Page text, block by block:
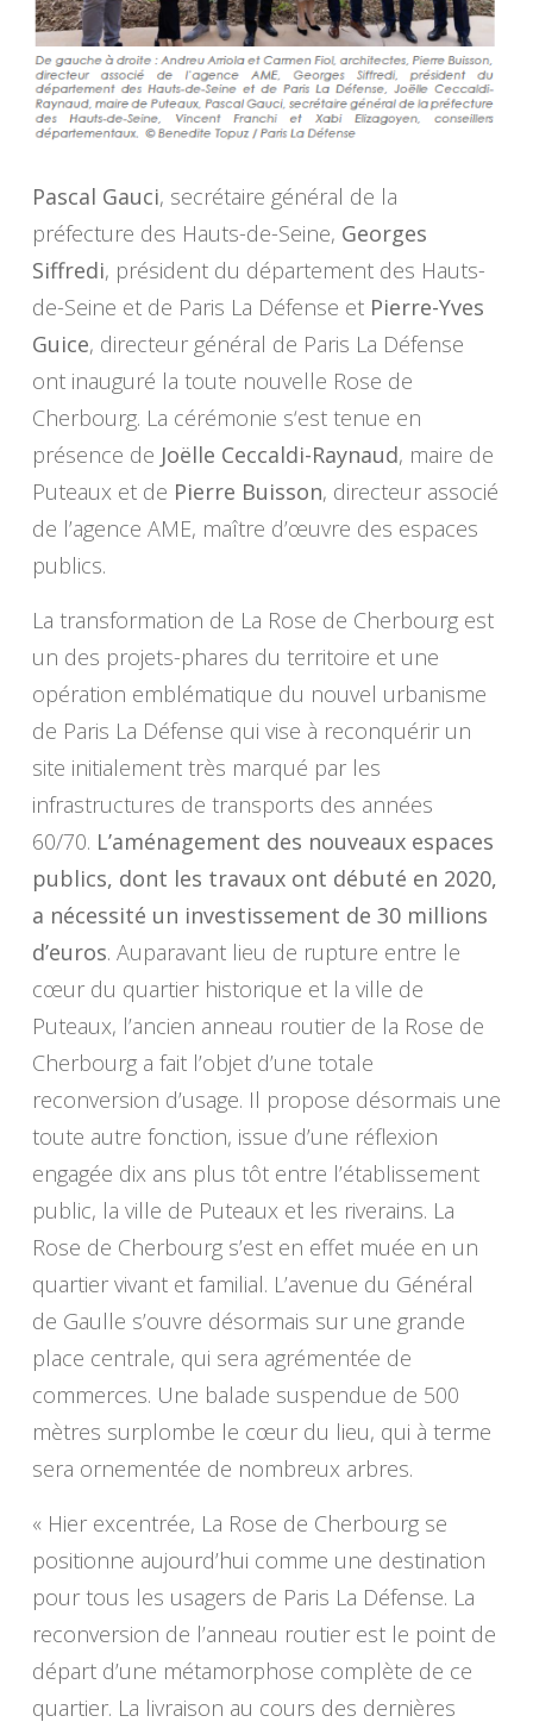
Pascal Gauci, secrétaire général de la
préfecture des Hauts-de-Seine, Georges
Siffredi, président du département des Hauts-
de-Seine et de Paris La Défense et Pierre-Yves
Guice, directeur général de Paris La Défense
ont inauguré la toute nouvelle Rose de
Cherbourg. La cérémonie s‘est tenue en
présence de Joëlle Ceccaldi-Raynaud, maire de
Puteaux et de Pierre Buisson, directeur associé
de l’agence AME, maître d’œuvre des espaces
publics.
La transformation de La Rose de Cherbourg est
un des projets-phares du territoire et une
opération emblématique du nouvel urbanisme
de Paris La Défense qui vise à reconquérir un
site initialement très marqué par les
infrastructures de transports des années
60/70. L’aménagement des nouveaux espaces
publics, dont les travaux ont débuté en 2020,
a nécessité un investissement de 30 millions
d’euros. Auparavant lieu de rupture entre le
cœur du quartier historique et la ville de
Puteaux, l’ancien anneau routier de la Rose de
Cherbourg a fait l’objet d’une totale
reconversion d’usage. Il propose désormais une
toute autre fonction, issue d’une réflexion
engagée dix ans plus tôt entre l’établissement
public, la ville de Puteaux et les riverains. La
Rose de Cherbourg s’est en effet muée en un
quartier vivant et familial. L’avenue du Général
de Gaulle s’ouvre désormais sur une grande
place centrale, qui sera agrémentée de
commerces. Une balade suspendue de 500
mètres surplombe le cœur du lieu, qui à terme
sera ornementée de nombreux arbres.
« Hier excentrée, La Rose de Cherbourg se
positionne aujourd’hui comme une destination
pour tous les usagers de Paris La Défense. La
reconversion de l’anneau routier est le point de
départ d’une métamorphose complète de ce
quartier. La livraison au cours des dernières